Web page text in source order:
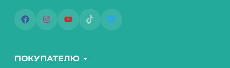
ПОКУПАТЕЛЮ